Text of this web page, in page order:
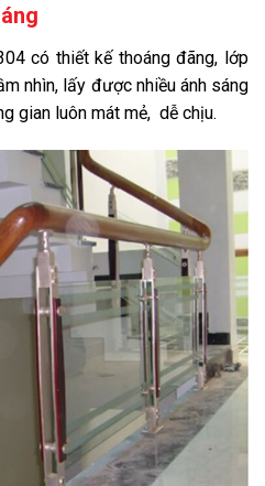
có thiết kế thoáng đãng, lớp
nhìn, lấy được nhiều ánh sáng
gian luôn mát mẻ, dễ chịu.